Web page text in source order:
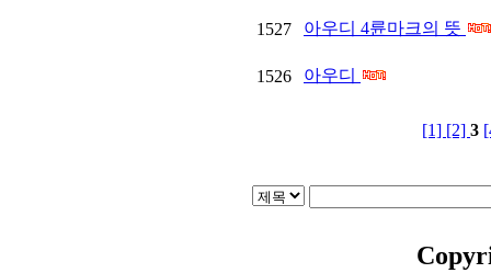
1527 아우디 4륜마크의 뜻
1526 아우디
[1] [2] 3